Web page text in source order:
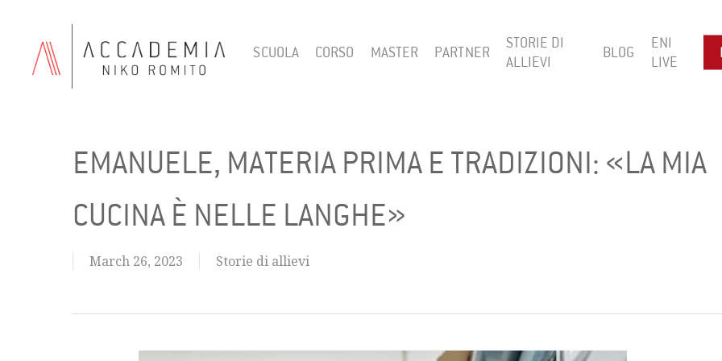
SCUOLA CORSO MASTER PARTNER
STORIE DI
ALLIEVI
BLOG
ENI
LIVE
EMANUELE, MATERIA PRIMA E TRADIZIONI: «LA MIA
CUCINA È NELLE LANGHE»
March 26, 2023 Storie di allievi